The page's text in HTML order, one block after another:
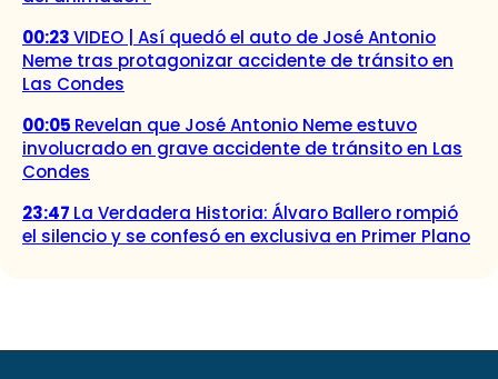
00:23VIDEO | Así quedó el auto de José Antonio
Neme tras protagonizar accidente de tránsito en
Las Condes
00:05 Revelan que José Antonio Neme estuvo
involucrado en grave accidente de tránsito en Las
Condes
23:47 La Verdadera Historia: Álvaro Ballero rompió
el silencio y se confesó en exclusiva en Primer Plano